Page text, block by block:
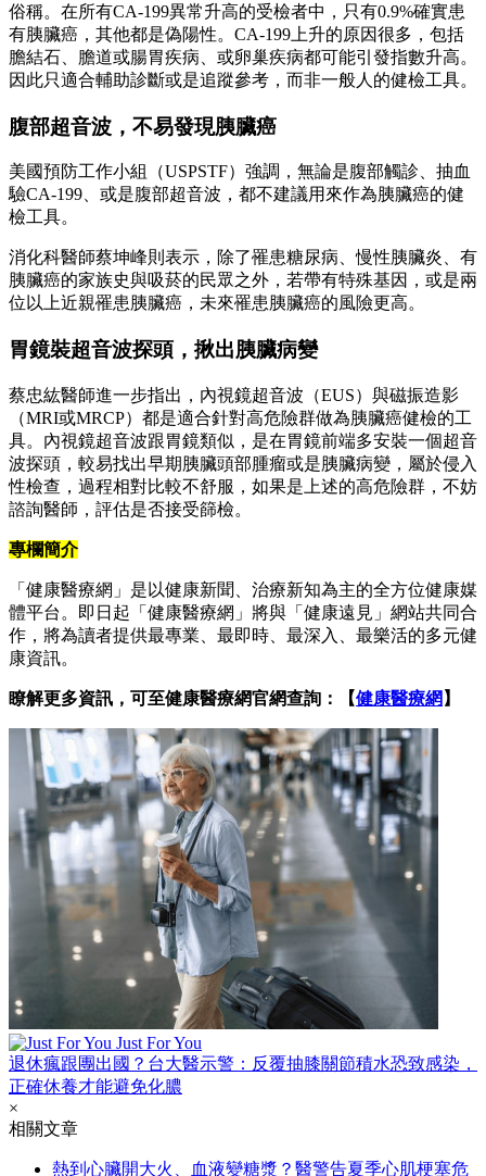
俗稱。在所有CA-199異常升高的受檢者中，只有0.9%確實患
有胰臟癌，其他都是偽陽性。CA-199上升的原因很多，包括
膽結石、膽道或腸胃疾病、或卵巢疾病都可能引發指數升高。
因此只適合輔助診斷或是追蹤參考，而非一般人的健檢工具。
腹部超音波，不易發現胰臟癌
美國預防工作小組（USPSTF）強調，無論是腹部觸診、抽血
驗CA-199、或是腹部超音波，都不建議用來作為胰臟癌的健
檢工具。
消化科醫師蔡坤峰則表示，除了罹患糖尿病、慢性胰臟炎、有
胰臟癌的家族史與吸菸的民眾之外，若帶有特殊基因，或是兩
位以上近親罹患胰臟癌，未來罹患胰臟癌的風險更高。
胃鏡裝超音波探頭，揪出胰臟病變
蔡忠紘醫師進一步指出，內視鏡超音波（EUS）與磁振造影
（MRI或MRCP）都是適合針對高危險群做為胰臟癌健檢的工
具。內視鏡超音波跟胃鏡類似，是在胃鏡前端多安裝一個超音
波探頭，較易找出早期胰臟頭部腫瘤或是胰臟病變，屬於侵入
性檢查，過程相對比較不舒服，如果是上述的高危險群，不妨
諮詢醫師，評估是否接受篩檢。
專欄簡介
「健康醫療網」是以健康新聞、治療新知為主的全方位健康媒
體平台。即日起「健康醫療網」將與「健康遠見」網站共同合
作，將為讀者提供最專業、最即時、最深入、最樂活的多元健
康資訊。
瞭解更多資訊，可至健康醫療網官網查詢：【健康醫療網 】
Just For You
退休瘋跟團出國？台大醫示警：反覆抽膝關節積水恐致感染，
正確休養才能避免化膿
×
相關文章
熱到心臟開大火、血液變糖漿？醫警告夏季心肌梗塞危